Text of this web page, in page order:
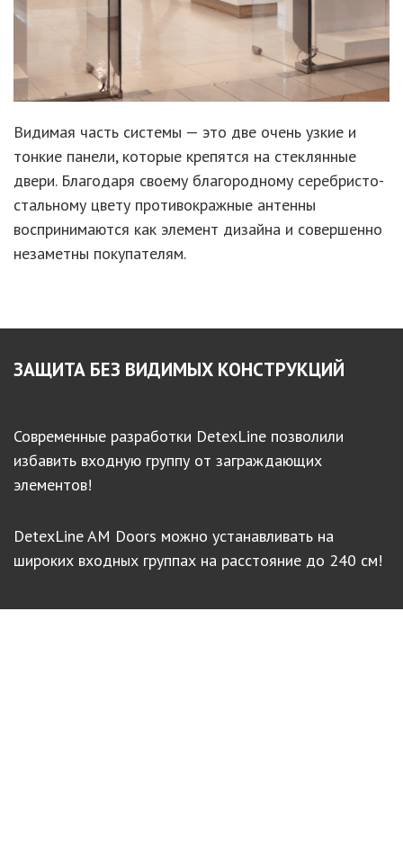
Видимая часть системы — это две очень узкие и
тонкие панели, которые крепятся на стеклянные
двери. Благодаря своему благородному серебристо-
стальному цвету противокражные антенны
воспринимаются как элемент дизайна и совершенно
незаметны покупателям.
Современные разработки DetexLine позволили
избавить входную группу от заграждающих
элементов!
ЗАЩИТА БЕЗ ВИДИМЫХ КОНСТРУКЦИЙ
DetexLine AM Doors можно устанавливать на
широких входных группах на расстояние до 240 см!